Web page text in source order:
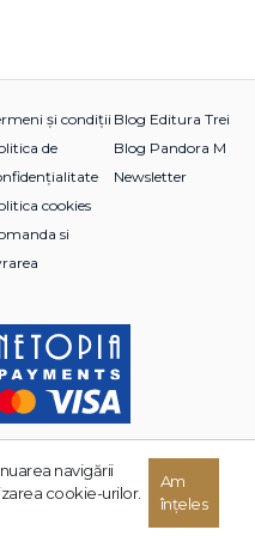
și condiții
de
cookies
si
Blog Editura Trei
Blog Pandora M
Newsletter
drepturile rezervate.
navigării
cookie-urilor.
Am
înțeles